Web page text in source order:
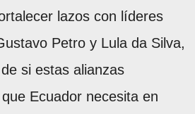
lazos con líderes
Petro y Lula da Silva,
si estas alianzas
Ecuador necesita en